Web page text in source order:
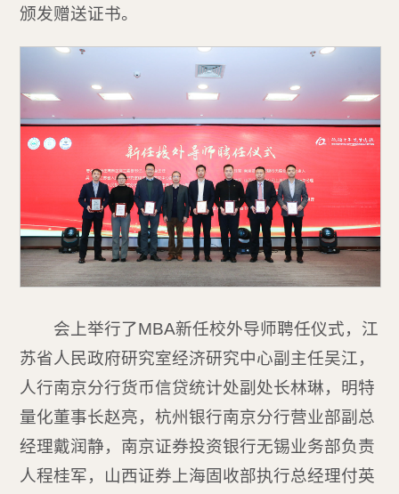
颁发赠送证书。
会上举行了MBA新任校外导师聘任仪式，江
苏省人民政府研究室经济研究中心副主任吴江，
人行南京分行货币信贷统计处副处长林琳，明特
量化董事长赵亮，杭州银行南京分行营业部副总
经理戴润静，南京证券投资银行无锡业务部负责
人程桂军，山西证券上海固收部执行总经理付英